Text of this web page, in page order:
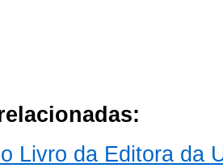
Livro da Editora da